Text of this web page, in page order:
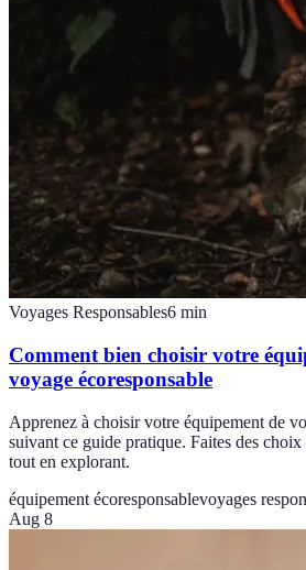
Voyages Responsables6 min
Comment bien choisir votre
voyage écoresponsable
Apprenez à choisir votre équipement de
suivant ce guide pratique. Faites des
tout en explorant.
équipement écoresponsablevoyages
Aug 8